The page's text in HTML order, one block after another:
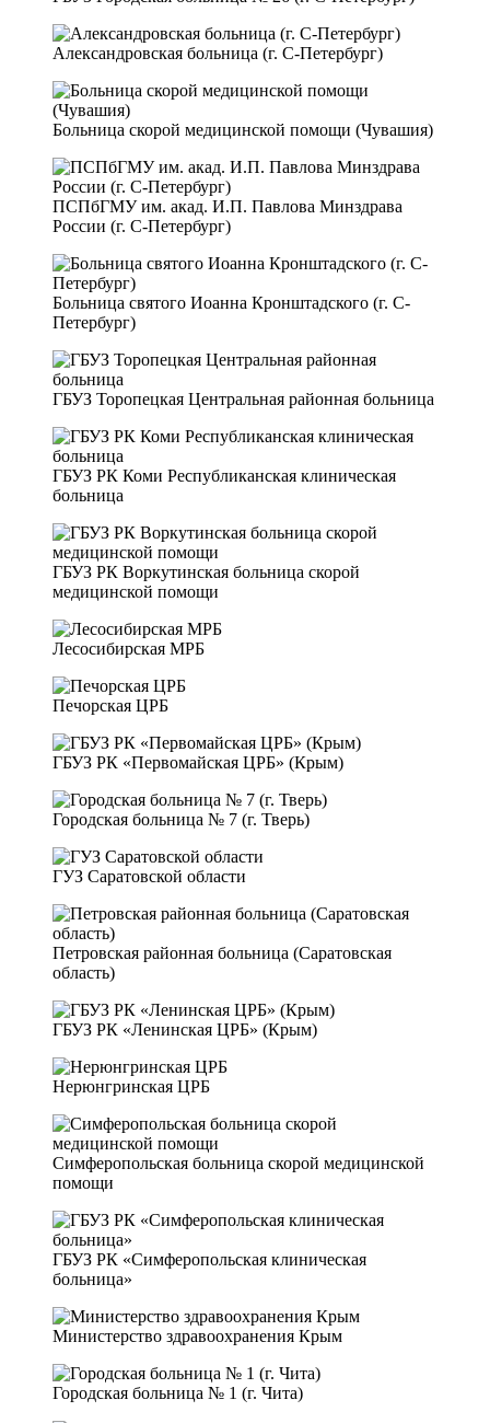
Александровская больница (г. С-Петербург)
Больница скорой медицинской помощи (Чувашия)
ПСПбГМУ им. акад. И.П. Павлова Минздрава
России (г. С-Петербург)
Больница святого Иоанна Кронштадского (г. С-
Петербург)
ГБУЗ Торопецкая Центральная районная больница
ГБУЗ РК Коми Республиканская клиническая
больница
ГБУЗ РК Воркутинская больница скорой
медицинской помощи
Лесосибирская МРБ
Печорская ЦРБ
ГБУЗ РК «Первомайская ЦРБ» (Крым)
Городская больница № 7 (г. Тверь)
ГУЗ Саратовской области
Петровская районная больница (Саратовская
область)
ГБУЗ РК «Ленинская ЦРБ» (Крым)
Нерюнгринская ЦРБ
Симферопольская больница скорой медицинской
помощи
ГБУЗ РК «Симферопольская клиническая
больница»
Министерство здравоохранения Крым
Городская больница № 1 (г. Чита)